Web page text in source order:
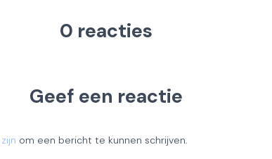
0 reacties
Geef een reactie
om een bericht te kunnen schrijven.